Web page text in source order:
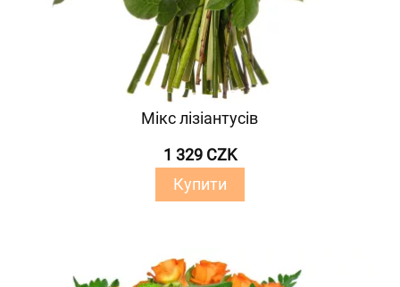
Мікс лізіантусів
1 329 CZK
Купити